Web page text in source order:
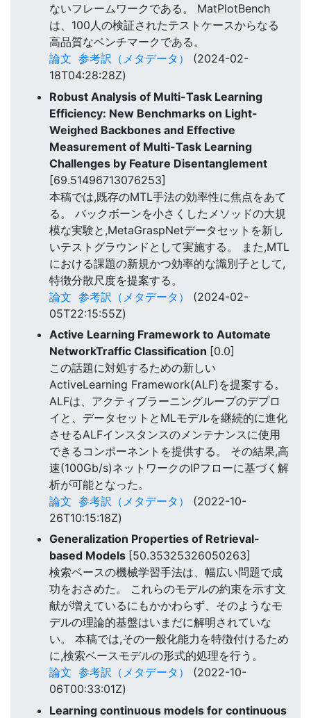
ないフレームワークである。 MatPlotBench
は、100人の検証されたテストケースからなる
高品質なベンチマークである。
論文 参考訳（メタデータ）
(2024-02-
18T04:28:28Z)
Robust Analysis of Multi-Task Learning
Efficiency: New Benchmarks on Light-
Weighed Backbones and Effective
Measurement of Multi-Task Learning
Challenges by Feature Disentanglement
[69.51496713076253]
本稿では,既存のMTL手法の効率性に焦点をあて
る。 バックボーンを小さくしたメソッドの大規
模な実験と,MetaGraspNetデータセットを新し
いテストグラウンドとして実施する。 また,MTL
における課題の新規かつ効率的な識別子として,
特徴分散尺度を提案する。
論文 参考訳（メタデータ）
(2024-02-
05T22:15:55Z)
Active Learning Framework to Automate
NetworkTraffic Classification [0.0]
この話題に対処するための新しい
ActiveLearning Framework(ALF)を提案する。
ALFは、アクティブラーニングループのデプロ
イと、データセットとMLモデルを継続的に進化
させるALFインスタンスのメンテナンスに使用
できるコンポーネントを提供する。 その結果,高
速(100Gb/s)ネットワークのIPフローに基づく解
析が可能となった。
論文 参考訳（メタデータ）
(2022-10-
26T10:15:18Z)
Generalization Properties of Retrieval-
based Models [50.35325326050263]
検索ベースの機械学習手法は、幅広い問題で成
功をおさめた。 これらのモデルの約束を示す文
献が増えているにもかかわらず、そのようなモ
デルの理論的基盤はいまだに解明されていな
い。 本稿では,その一般化能力を特徴付けるため
に,検索ベースモデルの形式的処理を行う。
論文 参考訳（メタデータ）
(2022-10-
06T00:33:01Z)
Learning continuous models for continuous